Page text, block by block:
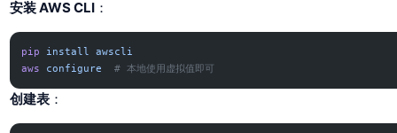
安装 AWS CLI ：
pip install
awscli
aws
configure
  # 本地使用虚拟值即可
创建表 ：